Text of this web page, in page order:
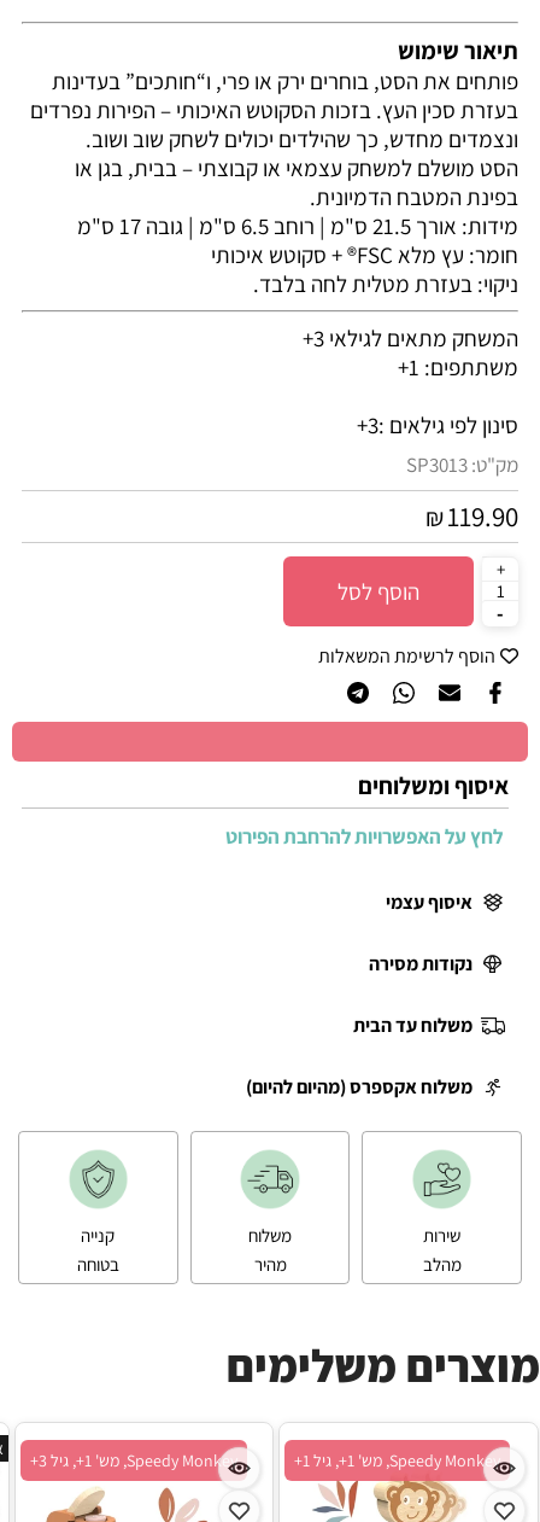
תיאור שימוש
פותחים את הסט, בוחרים ירק או פרי, ו“חותכים” בעדינות
בעזרת סכין העץ. בזכות הסקוטש האיכותי – הפירות נפרדים
ונצמדים מחדש, כך שהילדים יכולים לשחק שוב ושוב.
הסט מושלם למשחק עצמאי או קבוצתי – בבית, בגן או
בפינת המטבח הדמיונית.
מידות: אורך 21.5 ס"מ | רוחב 6.5 ס"מ | גובה 17 ס"מ
חומר: עץ מלא FSC® + סקוטש איכותי
ניקוי: בעזרת מטלית לחה בלבד.
המשחק מתאים לגילאי 3+
משתתפים: 1+
סינון לפי גילאים :3+
מק"ט:SP3013
₪119.90
הוסף לסל
הוסף לרשימת המשאלות
איסוף ומשלוחים
לחץ על האפשרויות להרחבת הפירוט
איסוף עצמי
נקודות מסירה
משלוח עד הבית
משלוח אקספרס (מהיום להיום)
שירות
מהלב
משלוח
מהיר
קנייה
בטוחה
מוצרים משלימים
Speedy Monkey, מש' 1+, גיל 3+ Speedy Monkey, מש' 1+, גיל 1+